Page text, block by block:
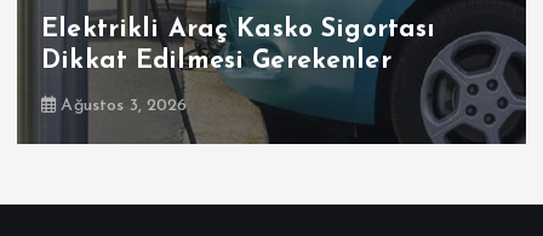
Elektrikli Araç Kasko Sigortası
Dikkat Edilmesi Gerekenler
Ağustos 3, 2026